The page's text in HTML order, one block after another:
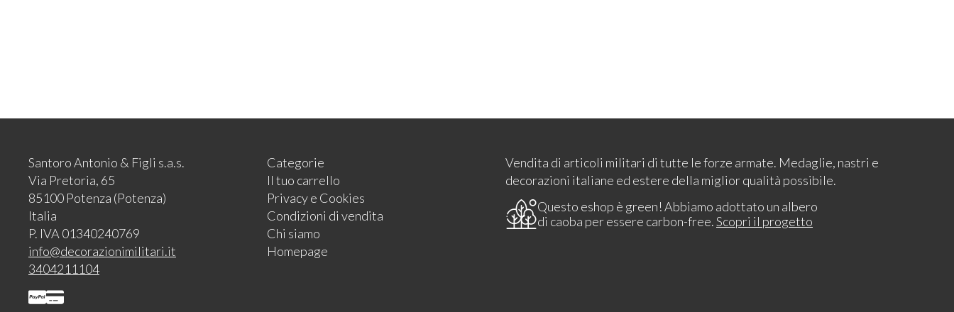
Santoro Antonio & Figli s.a.s.
Via Pretoria, 65
85100 Potenza (Potenza)
Italia
P. IVA 01340240769
info@decorazionimilitari.it
3404211104
Categorie
Il tuo carrello
Privacy e Cookies
Condizioni di vendita
Chi siamo
Homepage
Vendita di articoli militari di tutte le forze armate. Medaglie, nastri e
decorazioni italiane ed estere della miglior qualità possibile.
Questo eshop è green! Abbiamo adottato un albero
di caoba per essere carbon-free.Scopri il progetto